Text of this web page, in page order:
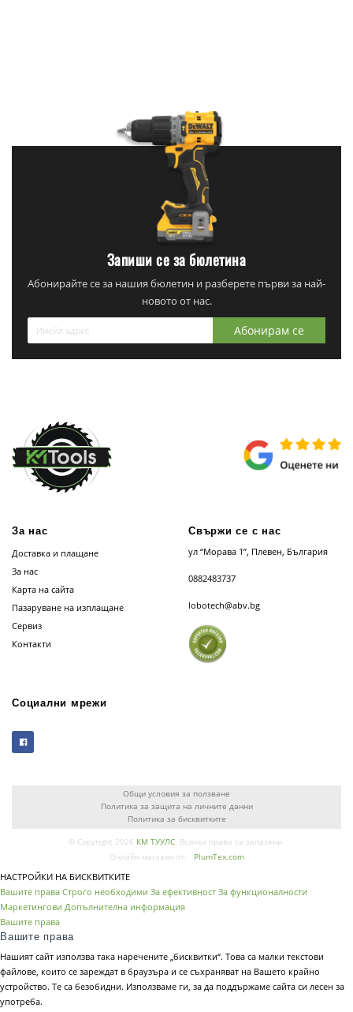
Запиши се за бюлетина
Абонирайте се за нашия бюлетин и разберете първи за най-
новото от нас.
Абонирам се
За нас
Доставка и плащане
За нас
Карта на сайта
Пазаруване на изплащане
Сервиз
Контакти
Свържи се с нас
ул “Морава 1”, Плевен, България
0882483737
lobotech@abv.bg
Социални мрежи
Общи условия за ползване
Политика за защита на личните данни
Политика за бисквитките
© Copyright 2026 КМ ТУУЛС. Всички права са запазени.
Онлайн магазин от:
PlumTex.com
НАСТРОЙКИ НА БИСКВИТКИТЕ
Вашите права Строго необходими За ефективност За функционалности
Маркетингови Допълнителна информация
Вашите права
Вашите права
Нашият сайт използва така наречените „бисквитки“. Това са малки текстови
файлове, които се зареждат в браузъра и се съхраняват на Вашето крайно
устройство. Те са безобидни. Използваме ги, за да поддържаме сайта си лесен за
употреба.